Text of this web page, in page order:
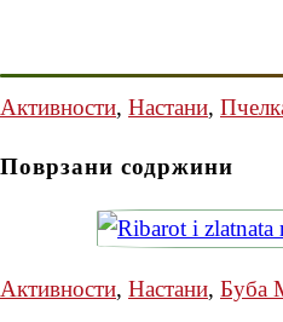
Активности, Настани,
Поврзани содржини
Активности, Настани, Буба